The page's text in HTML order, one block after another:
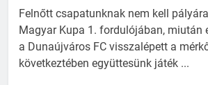
Felnőtt csapatunknak nem kell
Magyar Kupa 1. fordulójában, miután
a Dunaújváros FC visszalépett a
következtében együttesünk játék ...